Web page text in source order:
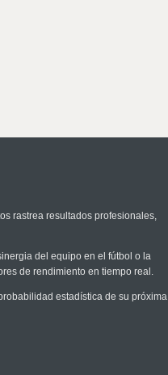
rastrea resultados profesionales,
del equipo en el fútbol o la
de rendimiento en tiempo real.
estadística de su próxima